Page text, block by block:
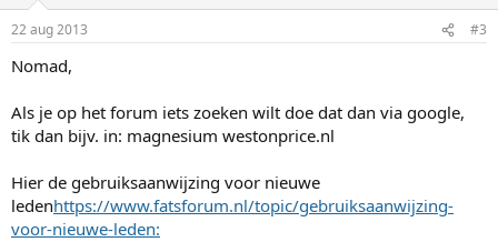
22 aug 2013 #3
Nomad,
Als je op het forum iets zoeken wilt doe dat dan via google,
tik dan bijv. in: magnesium westonprice.nl
Hier de gebruiksaanwijzing voor nieuwe
ledenhttps://www.fatsforum.nl/topic/gebruiksaanwijzing-
voor-nieuwe-leden: